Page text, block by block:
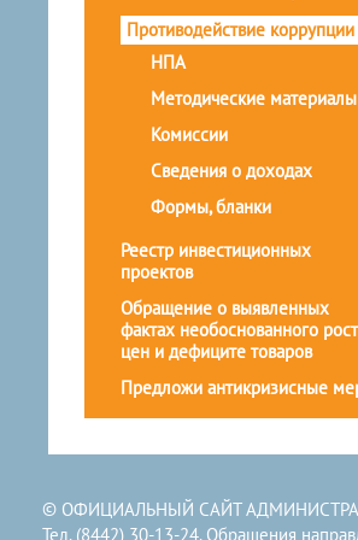
Противодействие коррупции
НПА
Методические материалы
Комиссии
Сведения о доходах
Формы, бланки
Реестр инвестиционных
проектов
Обращение о выявленных
фактах необоснованного
цен и дефиците товаров
Предложи антикризисные
© ОФИЦИАЛЬНЫЙ САЙТ
Тел. (8442) 30-13-24. Обращения